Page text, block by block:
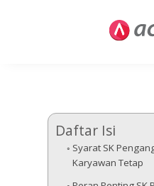
Daftar Isi
Syarat SK
Karyawan Tetap